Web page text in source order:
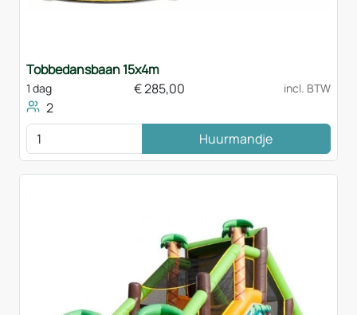
Tobbedansbaan 15x4m
1 dag €285,00 incl. BTW
2
Huurmandje